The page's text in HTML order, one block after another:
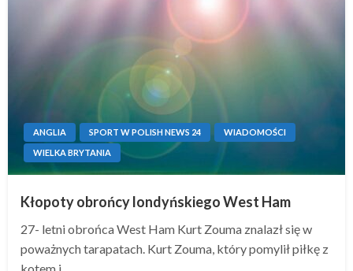
ANGLIA SPORT W POLISH NEWS 24
WIADOMOŚCI
WIELKA BRYTANIA
Kłopoty obrońcy londyńskiego West Ham
27- letni obrońca West Ham Kurt Zouma znalazł się w
poważnych tarapatach. Kurt Zouma, który pomylił piłkę z